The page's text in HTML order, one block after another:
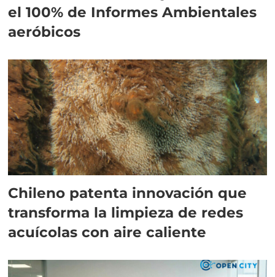
el 100% de Informes Ambientales
aeróbicos
Chileno patenta innovación que
transforma la limpieza de redes
acuícolas con aire caliente